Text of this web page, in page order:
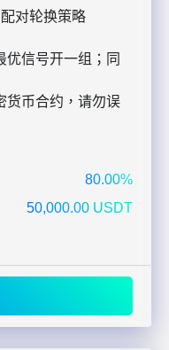
对轮换策略
优信号开一组；同
货币合约，请勿误
80.00%
50,000.00 USDT